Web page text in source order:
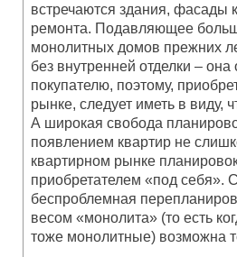
встречаются здания, фасады
ремонта. Подавляющее
монолитных домов прежних
без внутренней отделки –
покупателю, поэтому,
рынке, следует иметь в виду,
А широкая свобода
появлением квартир не
квартирном рынке
приобретателем «под себя».
беспроблемная
весом «монолита» (то есть
тоже монолитные) возможна